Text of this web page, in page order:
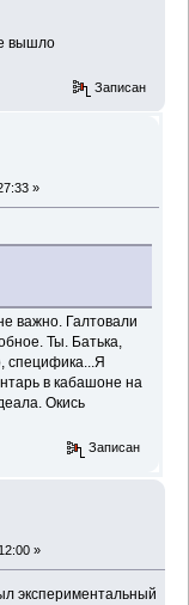
вышло
Записан
»
важно. Галтовали
Ты. Батька,
специфика...Я
в кабашоне на
Окись
Записан
»
экспериментальный